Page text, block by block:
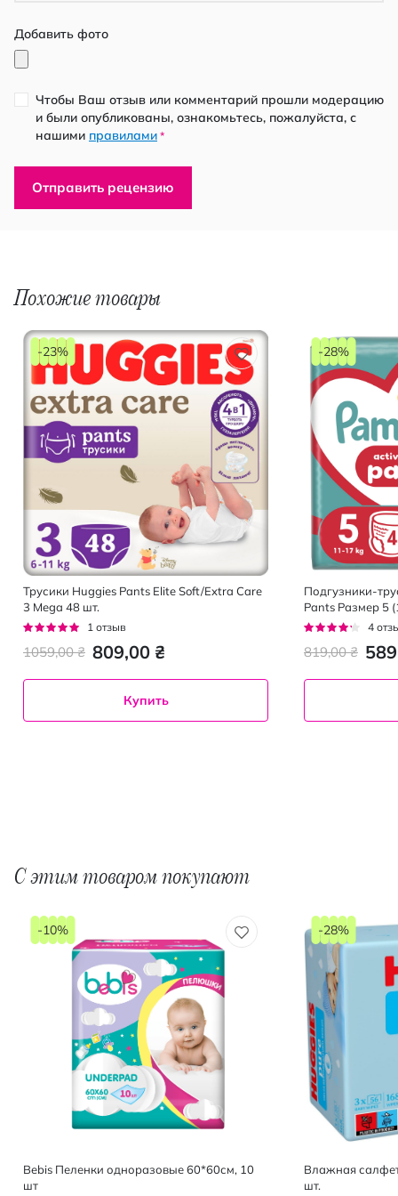
Добавить фото
Чтобы Ваш отзыв или комментарий прошли модерацию
и были опубликованы, ознакомьтесь, пожалуйста, с
нашими правилами *
Отправить рецензию
Похожие товары
Трусики Huggies Pants Elite Soft/Extra Care
3 Mega 48 шт.
Рейтинг:
1 отзыв
809,00 ₴
1059,00 ₴
-23%
Купить
Подгузники-
Pants Размер 5
Рейтинг:
4
819,00 ₴
-28%
С этим товаром покупают
Bebis Пеленки одноразовые 60*60см, 10
шт
-10%
Влажная
шт.
-28%